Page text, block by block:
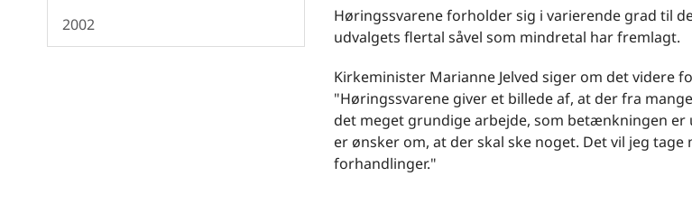
2002
Høringssvarene forholder sig i varierende grad til
udvalgets flertal såvel som mindretal har fremlagt.
Kirkeminister Marianne Jelved siger om det videre
"Høringssvarene giver et billede af, at der fra
det meget grundige arbejde, som betænkningen er
er ønsker om, at der skal ske noget. Det vil jeg tage
forhandlinger."